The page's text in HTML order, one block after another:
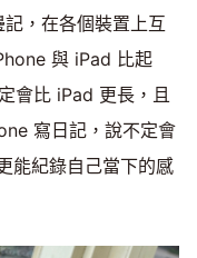
，在各個裝置上互
與 iPad 比起
會比 iPad 更長，且
寫日記，說不定會
能紀錄自己當下的感